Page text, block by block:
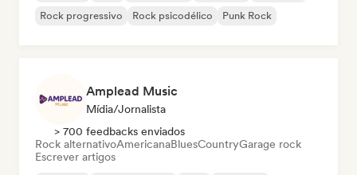
Rock progressivo
Rock psicodélico Punk Rock
Amplead Music
Mídia/Jornalista
> 700 feedbacks enviados
Rock alternativoAmericanaBluesCountryGarage rock
Escrever artigos